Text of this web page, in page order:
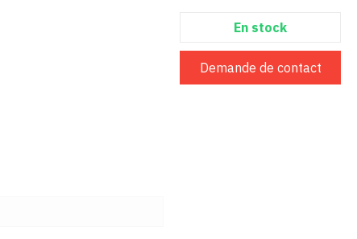
En stock
Demande de contact